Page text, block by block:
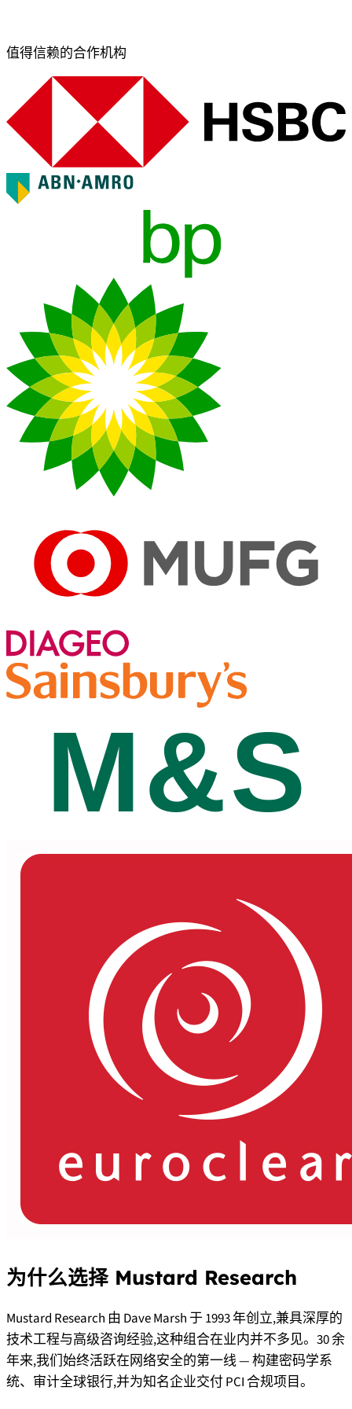
值得信赖的合作机构
为什么选择 Mustard Research
Mustard Research 由 Dave Marsh 于 1993 年创立,兼具深厚的
技术工程与高级咨询经验,这种组合在业内并不多见。30 余
年来,我们始终活跃在网络安全的第一线 — 构建密码学系
统、审计全球银行,并为知名企业交付 PCI 合规项目。